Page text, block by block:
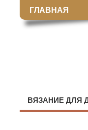
ГЛАВНАЯ
ВЯЗАНИЕ ДЛЯ